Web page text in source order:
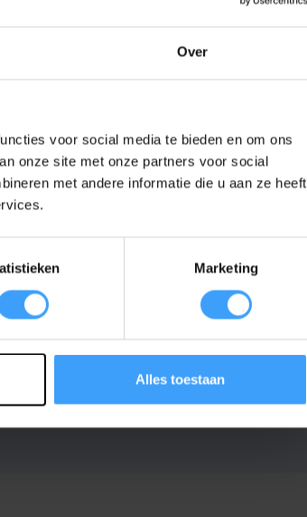
Over
voor social media te bieden en om ons
onze site met onze partners voor social
met andere informatie die u aan ze heeft
Marketing
Alles toestaan